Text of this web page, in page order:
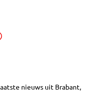
nieuws uit Brabant,